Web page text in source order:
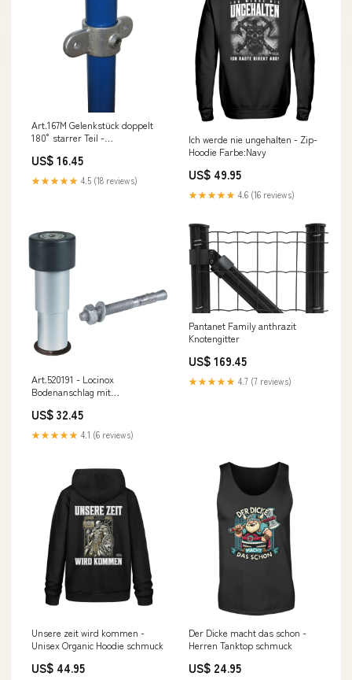
Art.167M Gelenkstück doppelt
180° starrer Teil -
Zubehör
US$ 16.45
★★★★★ 4.5 (18 reviews)
Ich werde nie ungehalten - Zip-
Hoodie Farbe:Navy
US$ 49.95
★★★★★ 4.6 (16 reviews)
Art.520191 - Locinox
Bodenanschlag mit
US$ 32.45
★★★★★ 4.1 (6 reviews)
Pantanet Family anthrazit
Knotengitter
US$ 169.45
★★★★★ 4.7 (7 reviews)
Unsere zeit wird kommen -
Unisex Organic Hoodie schmuck
US$ 44.95
Der Dicke macht das schon -
Herren Tanktop schmuck
US$ 24.95